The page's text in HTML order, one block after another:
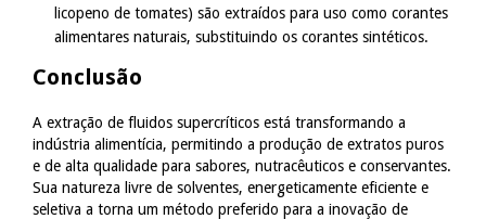
licopeno de tomates) são extraídos para uso como corantes
alimentares naturais, substituindo os corantes sintéticos.
Conclusão
A extração de fluidos supercríticos está transformando a
indústria alimentícia, permitindo a produção de extratos puros
e de alta qualidade para sabores, nutracêuticos e conservantes.
Sua natureza livre de solventes, energeticamente eficiente e
seletiva a torna um método preferido para a inovação de